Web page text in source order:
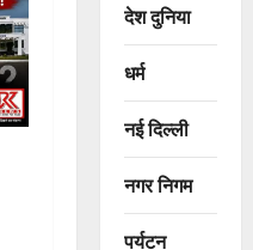
देश दुनिया
धर्म
नई दिल्ली
नगर निगम
पर्यटन